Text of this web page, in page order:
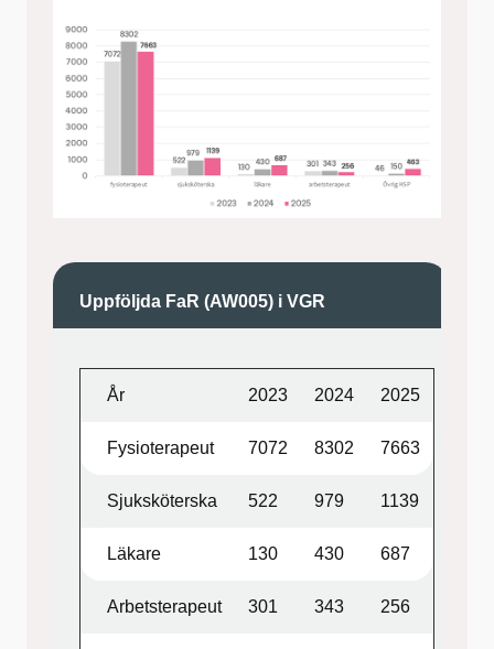
Uppföljda FaR (AW005) i VGR
År 2023 2024 2025
Fysioterapeut 7072 8302 7663
Sjuksköterska 522 979 1139
Läkare 130 430 687
Arbetsterapeut 301 343 256